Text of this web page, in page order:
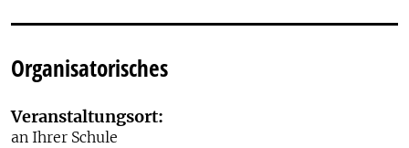
Organisatorisches
Veranstaltungsort:
an Ihrer Schule